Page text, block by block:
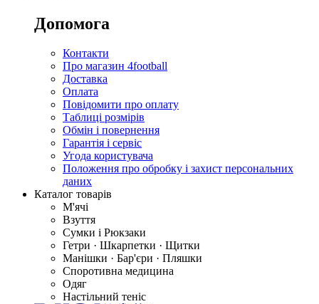
Допомога
Контакти
Про магазин 4football
Доставка
Оплата
Повідомити про оплату
Таблиці розмірів
Обмін і повернення
Гарантія і сервіс
Угода користувача
Положення про обробку і захист персональних
даних
Каталог товарів
М'ячі
Взуття
Сумки і Рюкзаки
Гетри · Шкарпетки · Щитки
Манішки · Бар'єри · Пляшки
Споротивна медицина
Одяг
Настільний теніс